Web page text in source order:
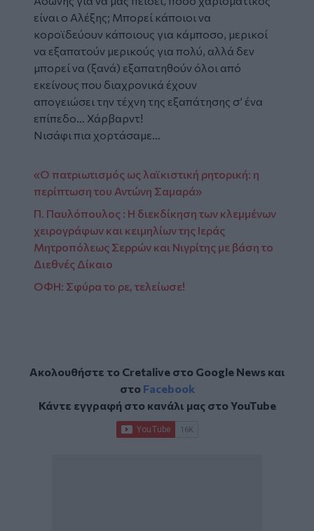
είναι ο Αλέξης; Μπορεί κάποιοι να
κοροϊδεύουν κάποιους για κάμποσο, μερικοί
να εξαπατούν μερικούς για πολύ, αλλά δεν
μπορεί να (ξανά) εξαπατηθούν όλοι από
εκείνους που διαχρονικά έχουν
απογειώσει την τέχνη της εξαπάτησης σ’ ένα
επίπεδο… Χάρβαρντ!
Νισάφι πια χορτάσαμε…
«Ο πατριωτισμός ως λαϊκιστική ρητορική: η
περίπτωση του Αντώνη Σαμαρά»
Π. Παυλόπουλος : Η διεκδίκηση των κλεμμένων
χειρογράφων και κειμηλίων της Ιεράς
Μητροπόλεως Σερρών και Νιγρίτης με βάση το
Διεθνές Δίκαιο
ΟΦΗ: Σφύρα το ρε, τελείωσε!
Ακολουθήστε το Cretalive στο Google Newsκαι
στο Facebook
Κάντε εγγραφή στο κανάλι μας στοYouTube